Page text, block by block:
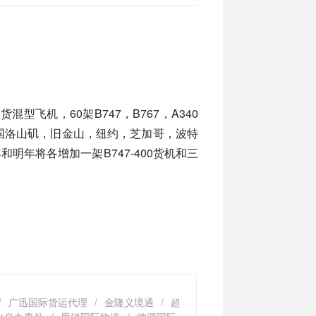
混型飞机，60架B747，B767，A340
山矶，旧金山，纽约，芝加哥，波特
明年将各增加一架B747-400货机和三
广迅国际货运代理 / 金隆义境通 / 超